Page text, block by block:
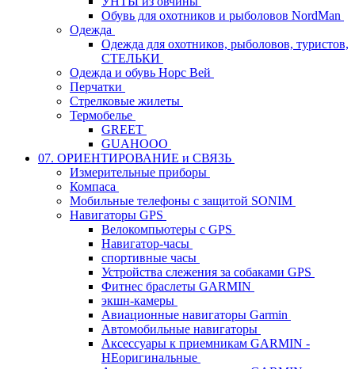
Обувь для охотников и рыболовов NordMan
Одежда
Одежда для охотников, рыболовов, туристов,
СТЕЛЬКИ
Одежда и обувь Норс Вей
Перчатки
Стрелковые жилеты
Термобелье
GREET
GUAHOOO
07. ОРИЕНТИРОВАНИЕ и СВЯЗЬ
Измерительные приборы
Компаса
Мобильные телефоны с защитой SONIM
Навигаторы GPS
Велокомпьютеры с GPS
Навигатор-часы
спортивные часы
Устройства слежения за собаками GPS
Фитнес браслеты GARMIN
экшн-камеры
Авиационные навигаторы Garmin
Автомобильные навигаторы
Аксессуары к приемникам GARMIN -
НЕоригинальные